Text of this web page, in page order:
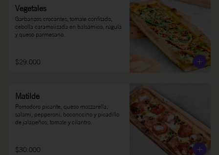
Vegetales
Garbanzos crocantes, tomate confitado,
cebolla caramelizada en balsámico, rúgula
y queso parmesano.
$29.000
Matilde
Pomodoro picante, queso mozzarella,
salami, pepperoni, boconccino y picadillo
de jalapeños, tomate y cilantro.
$30.000